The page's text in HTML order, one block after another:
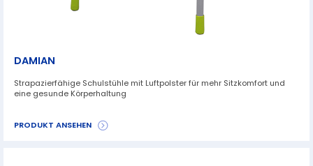
DAMIAN
Strapazierfähige Schulstühle mit Luftpolster für mehr Sitzkomfort und
eine gesunde Körperhaltung
PRODUKT ANSEHEN